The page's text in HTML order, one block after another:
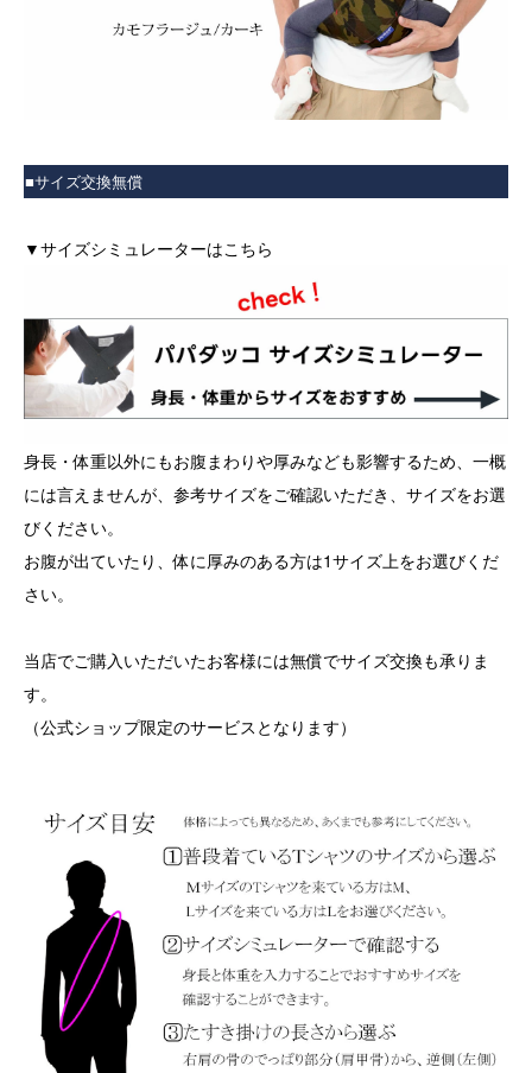
■サイズ交換無償
▼サイズシミュレーターはこちら
身長・体重以外にもお腹まわりや厚みなども影響するため、一概
には言えませんが、参考サイズをご確認いただき、サイズをお選
びください。
お腹が出ていたり、体に厚みのある方は1サイズ上をお選びくだ
さい。
当店でご購入いただいたお客様には無償でサイズ交換も承りま
す。
（公式ショップ限定のサービスとなります）